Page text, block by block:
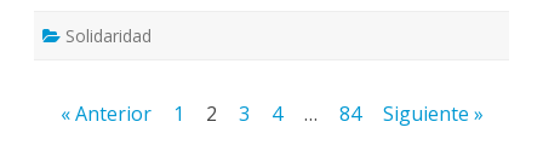
Solidaridad
Paginación
« Anterior 1 2 3 4 … 84 Siguiente »